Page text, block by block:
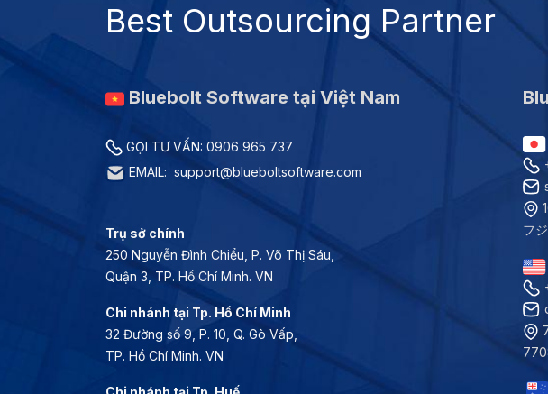
Best Outsourcing Partner
Bluebolt Software tại Việt Nam
GỌI TƯ VẤN: 0906 965 737
EMAIL: support@blueboltsoftware.com
フ
Trụ sở chính
250 Nguyễn Đình Chiểu, P. Võ Thị Sáu,
Quận 3, TP. Hồ Chí Minh. VN
Chi nhánh tại Tp. Hồ Chí Minh
32 Đường số 9, P. 10, Q. Gò Vấp,
TP. Hồ Chí Minh. VN